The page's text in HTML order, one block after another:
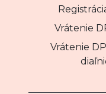
Vrátenie
Vrátenie